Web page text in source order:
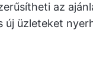
az
új üzleteket